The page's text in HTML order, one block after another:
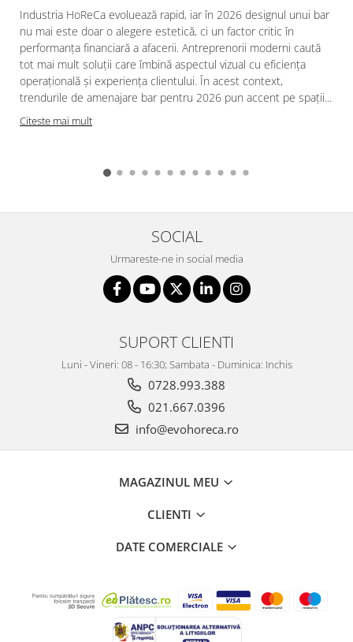
Industria HoReCa evoluează rapid, iar în 2026 designul unui bar
nu mai este doar o alegere estetică, ci un factor critic în
performanța financiară a afacerii. Antreprenorii moderni caută
tot mai mult soluții care îmbină aspectul vizual cu eficiența
operațională și experiența clientului. În acest context,
trendurile de amenajare bar pentru 2026 pun accent pe spații...
Citeste mai mult
SOCIAL
Urmareste-ne in social media
SUPORT CLIENTI
Luni - Vineri: 08 - 16:30; Sambata - Duminica: Inchis
0728.993.388
021.667.0396
info@evohoreca.ro
MAGAZINUL MEU
CLIENTI
DATE COMERCIALE